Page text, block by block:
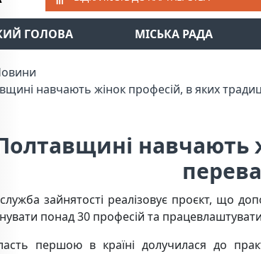
ГОЛОВА МІСЬКА РАДА
навчають жінок професій, в яких
навчають
зайнятості реалізовує проєкт, що
понад 30 професій та
першою в країні долучилася до